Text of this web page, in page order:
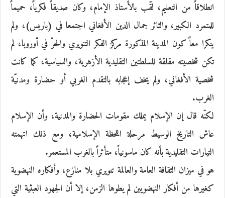
انطلاقاً من التعليم، لقّب بالأستاذ الإمام، وكان صديقاً فكرياً، حميماً
للمتمرد الكبير، والثائر جمال الدين الأفغاني اجتمعا في (باريس)، ولم
ينكرا معاً كون المدينة المذكورة مركز الفكر التنويري والحرّ في أوروبا، لم
تكن شخصيته مقلقة للسلطتين التقليدية الأزهرية، والسياسية، كما كانت
شخصية الأفغاني، ولم يخف إعجابه بالتقدم الغربي أو حضارة ومدنيّة
الغرب.
لكنّه قال إن الإسلام يملك مقومات الحضارة والمدنية، وأن الإسلام
عاش التاريخ الوسيط مرحلة اللحظة الإسلامية، ومع ذلك اتهمته
التيارات التقليدية بأنه كان ماسونياً، متأثراً بالغرب المستعمر.
هو في ميزان الثقافة العامة والعالمة تنويري بلا منازع، وأفكاره النهضوية
كغيرها من أفكار النهضويين لم يطوها الزمن، إلا أن الجهود العبثية التي